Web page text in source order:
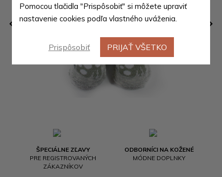
ŠPECIÁLNE ZĽAVY
PRE REGISTROVANÝCH
ZÁKAZNÍKOV
ODBORNÍCI NA KOŽENÉ
MÓDNE DOPLNKY
Pomocou tlačidla "Prispôsobiť" si môžete upraviť
nastavenie cookies podľa vlastného uváženia.
Prispôsobiť PRIJAŤ VŠETKO